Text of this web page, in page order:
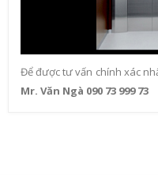
Để được tư vấn chính xác
Mr. Văn Ngà 090 73 999 73